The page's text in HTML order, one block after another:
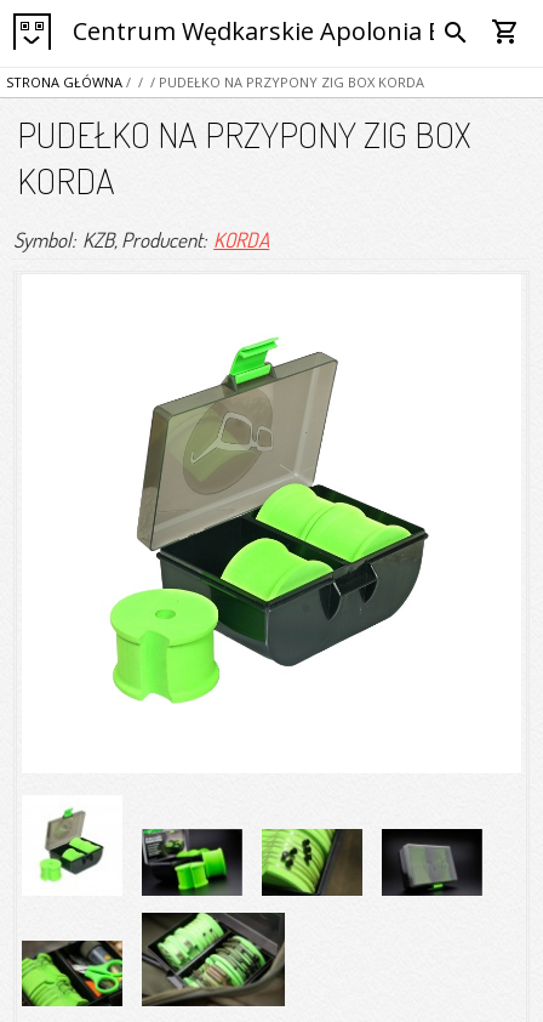
Centrum Wędkarskie Apolonia Bytom
search shopping_cart
STRONA GŁÓWNA / / / PUDEŁKO NA PRZYPONY ZIG BOX KORDA
PUDEŁKO NA PRZYPONY ZIG BOX
KORDA
Symbol: KZB, Producent: KORDA